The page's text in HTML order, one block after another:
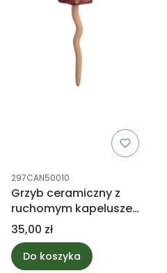
Kod produktu
297CAN50010
Grzyb ceramiczny z
ruchomym kapeluszem
29cm
Cena
35,00 zł
Do koszyka